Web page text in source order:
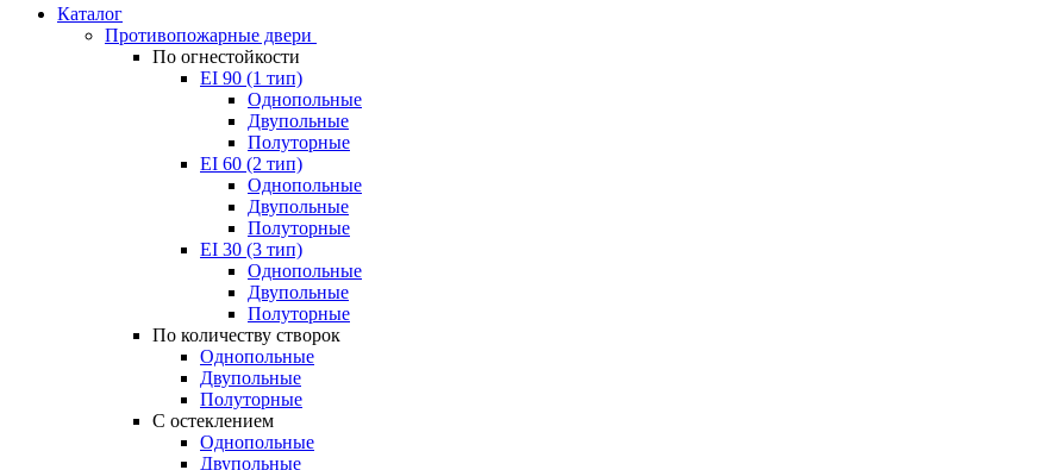
Каталог
Противопожарные двери
По огнестойкости
EI 90 (1 тип)
Однопольные
Двупольные
Полуторные
EI 60 (2 тип)
Однопольные
Двупольные
Полуторные
EI 30 (3 тип)
Однопольные
Двупольные
Полуторные
По количеству створок
Однопольные
Двупольные
Полуторные
С остеклением
Однопольные
Двупольные